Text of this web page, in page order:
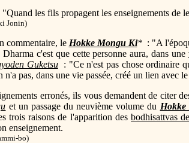
les fils propagent les enseignements de
Jonin)
commentaire, le Hokke Mongu Ki*: "A
c'est que cette personne aura, dans une
Guketsu: "Ce n'est pas chose ordinaire
pas, dans une vie passée, créé un lien avec le
erronés, ils vous demandent de citer
et un passage du neuvième volume du
trois raisons de l'apparition desbodhisattvas
enseignement.
bo)